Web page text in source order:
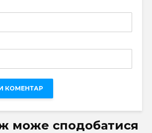
може сподобатися